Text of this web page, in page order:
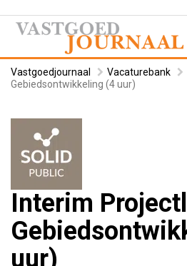
Vastgoedjournaal Vacaturebank
Gebiedsontwikkeling (4 uur)
Interim
uur)